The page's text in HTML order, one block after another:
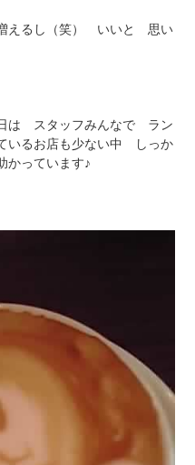
えるし（笑） いいと 思い
は スタッフみんなで ラン
るお店も少ない中 しっか
っています♪